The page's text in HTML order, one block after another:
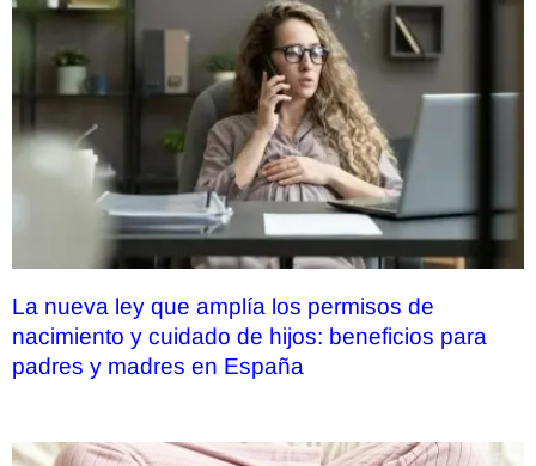
La nueva ley que amplía los permisos de
nacimiento y cuidado de hijos: beneficios para
padres y madres en España